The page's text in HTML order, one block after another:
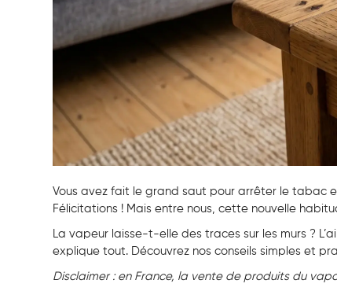
Vous avez fait le grand saut pour arrêter le tabac
Félicitations ! Mais entre nous, cette nouvelle
La vapeur laisse-t-elle des traces sur les murs ?
explique tout. Découvrez nos conseils simples et
Disclaimer : en France, la vente de produits du